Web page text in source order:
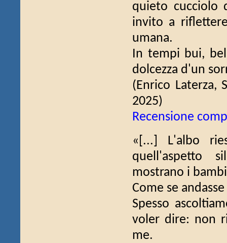
quieto cucciolo
invito a
umana.
In tempi bui,
dolcezza d'un
(Enrico Laterza,
2025)
Recensione
«[...] L'albo
quell'aspetto
mostrano i
Come se
Spesso
voler dire: non
me.